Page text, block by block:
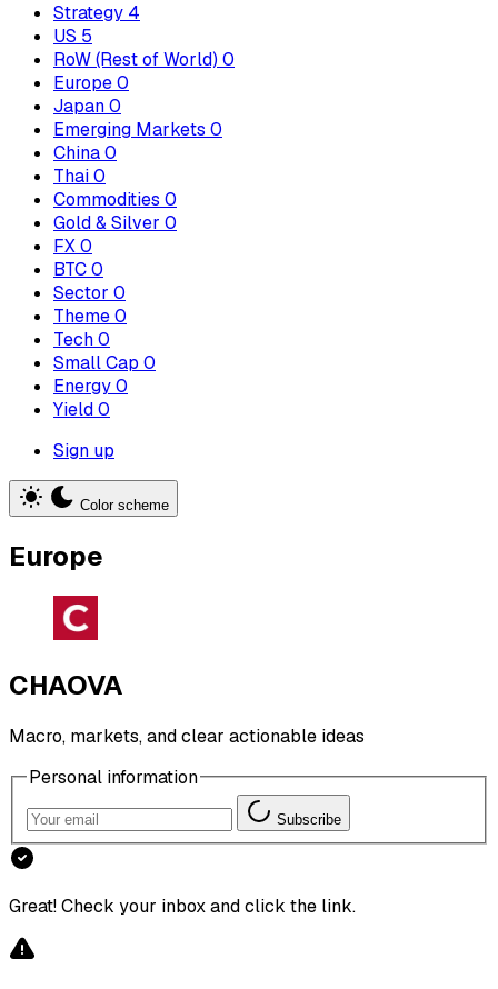
Strategy 4
US 5
RoW (Rest of World) 0
Europe0
Japan0
Emerging Markets 0
China0
Thai0
Commodities 0
Gold & Silver 0
FX0
BTC0
Sector 0
Theme0
Tech0
Small Cap 0
Energy0
Yield0
Sign up
Color scheme
Europe
CHAOVA
Macro, markets, and clear actionable ideas
Personal information
Subscribe
Great! Check your inbox and click the link.